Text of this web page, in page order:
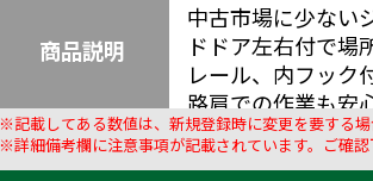
商品説明
中古市場に少ない
ドドア左右付で場
レール、内フック
路肩での作業も安
楽々運転。
※記載してある数値は、新規登録時に変更を要する場
※詳細備考欄に注意事項が記載されています。ご確認